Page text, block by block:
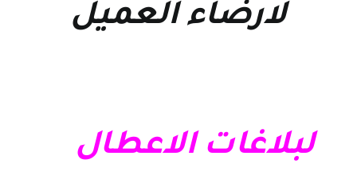
لارضاء العميل
لبلاغات الاعطال